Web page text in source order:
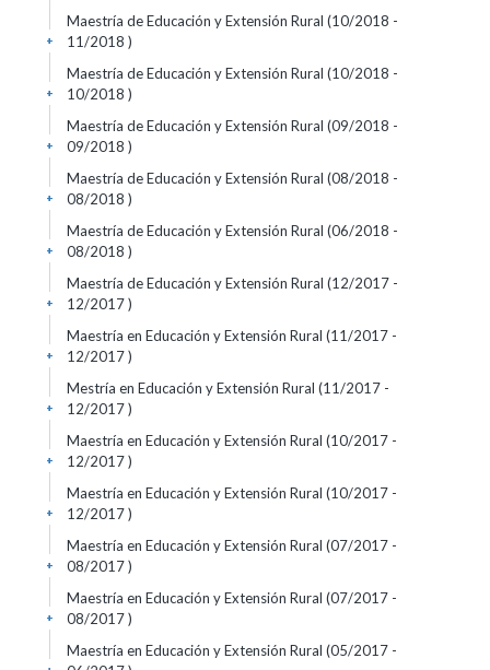
Maestría de Educación y Extensión Rural (10/2018 -
11/2018 )
+
Maestría de Educación y Extensión Rural (10/2018 -
10/2018 )
+
Maestría de Educación y Extensión Rural (09/2018 -
09/2018 )
+
Maestría de Educación y Extensión Rural (08/2018 -
08/2018 )
+
Maestría de Educación y Extensión Rural (06/2018 -
08/2018 )
+
Maestría de Educación y Extensión Rural (12/2017 -
12/2017 )
+
Maestría en Educación y Extensión Rural (11/2017 -
12/2017 )
+
Mestría en Educación y Extensión Rural (11/2017 -
12/2017 )
+
Maestría en Educación y Extensión Rural (10/2017 -
12/2017 )
+
Maestría en Educación y Extensión Rural (10/2017 -
12/2017 )
+
Maestría en Educación y Extensión Rural (07/2017 -
08/2017 )
+
Maestría en Educación y Extensión Rural (07/2017 -
08/2017 )
+
Maestría en Educación y Extensión Rural (05/2017 -